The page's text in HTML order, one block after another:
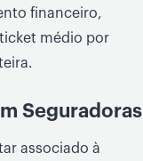
financeiro,
médio por
Seguradoras
associado à